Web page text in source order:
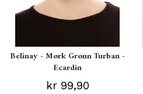
Belinay - Mørk Grønn Turban -
Ecardin
kr 99,90